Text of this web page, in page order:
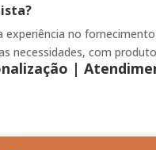
no
necessidades, com
|